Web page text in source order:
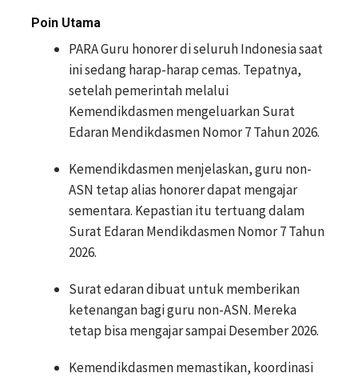
Poin Utama
PARA Guru honorer di seluruh Indonesia saat
ini sedang harap-harap cemas. Tepatnya,
setelah pemerintah melalui
Kemendikdasmen mengeluarkan Surat
Edaran Mendikdasmen Nomor 7 Tahun 2026.
Kemendikdasmen menjelaskan, guru non-
ASN tetap alias honorer dapat mengajar
sementara. Kepastian itu tertuang dalam
Surat Edaran Mendikdasmen Nomor 7 Tahun
2026.
Surat edaran dibuat untuk memberikan
ketenangan bagi guru non-ASN. Mereka
tetap bisa mengajar sampai Desember 2026.
Kemendikdasmen memastikan, koordinasi